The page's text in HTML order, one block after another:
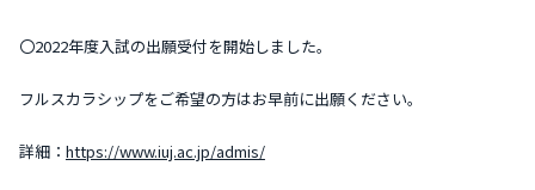
〇2022年度入試の出願受付を開始しました。
フルスカラシップをご希望の方はお早前に出願ください。
詳細： https://www.iuj.ac.jp/admis/